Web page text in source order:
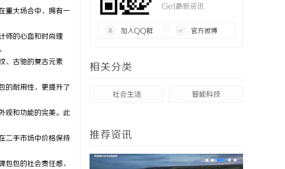
重大场合中，拥有一
师的心血和时尚理
、古驰的复古元素
的耐用性，更提升了
观和功能的完美。此
二手市场中价格保持
包的社会责任感，
Get最新资讯
加入QQ群 官方微博
相关分类
社会生活 智能科技
推荐资讯